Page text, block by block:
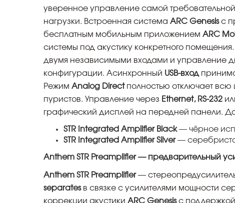
уверенное управление самой
нагрузки. Встроенная система ARC Genesisс
бесплатным мобильным приложением ARC
системы под акустику конкретного
двумя независимыми входами и управление
конфигурации. Асинхронный USB-вход
Режим Analog Directполностью отключает
пуристов. Управление через Ethernet, RS-232
графический дисплей на передней панели.
STR Integrated Amplifier Black— чёрное
STR Integrated Amplifier Silver—
Anthem STR Preamplifier — предварительный
Anthem STR Preamplifier—
separatesв связке с усилителями мощности
коррекции акустики ARC Genesisс